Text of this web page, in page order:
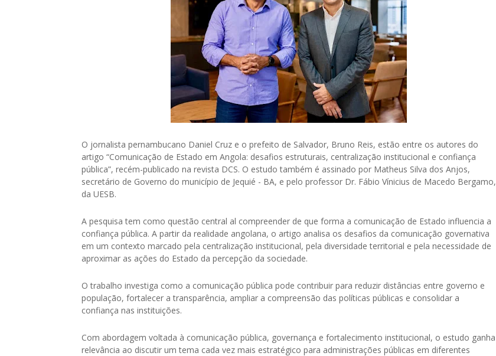
O jornalista pernambucano Daniel Cruz e o prefeito de Salvador, Bruno Reis, estão entre os autores do
artigo “Comunicação de Estado em Angola: desafios estruturais, centralização institucional e confiança
pública”, recém-publicado na revista DCS. O estudo também é assinado por Matheus Silva dos Anjos,
secretário de Governo do município de Jequié - BA, e pelo professor Dr. Fábio Vínicius de Macedo Bergamo,
da UESB.
A pesquisa tem como questão central al compreender de que forma a comunicação de Estado influencia a
confiança pública. A partir da realidade angolana, o artigo analisa os desafios da comunicação governativa
em um contexto marcado pela centralização institucional, pela diversidade territorial e pela necessidade de
aproximar as ações do Estado da percepção da sociedade.
O trabalho investiga como a comunicação pública pode contribuir para reduzir distâncias entre governo e
população, fortalecer a transparência, ampliar a compreensão das políticas públicas e consolidar a
confiança nas instituições.
Com abordagem voltada à comunicação pública, governança e fortalecimento institucional, o estudo ganha
relevância ao discutir um tema cada vez mais estratégico para administrações públicas em diferentes